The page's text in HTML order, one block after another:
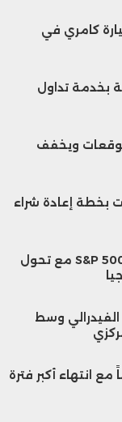
كامري في
بخدمة تداول
ويخفف
بخطة إعادة شراء
الأسهم الأمريكية الصغيرة تتفوق على S&P 500 مع تحول
وسط
انتهاء أكبر فترة